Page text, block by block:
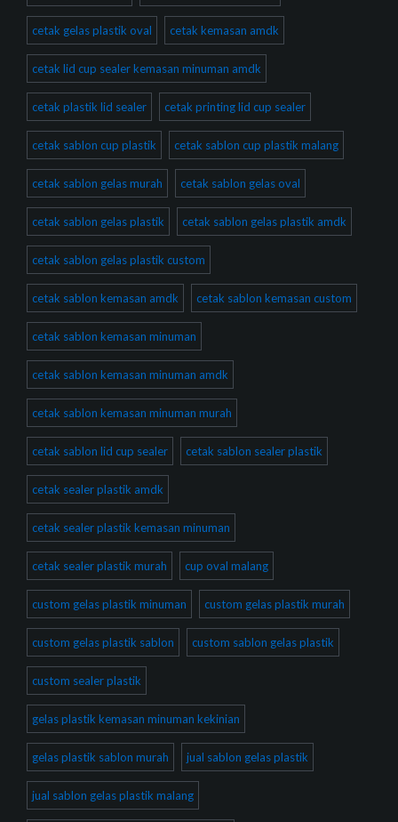
cetak gelas plastik oval cetak kemasan amdk
cetak lid cup sealer kemasan minuman amdk
cetak plastik lid sealer cetak printing lid cup sealer
cetak sablon cup plastik cetak sablon cup plastik malang
cetak sablon gelas murah cetak sablon gelas oval
cetak sablon gelas plastik cetak sablon gelas plastik amdk
cetak sablon gelas plastik custom
cetak sablon kemasan amdk cetak sablon kemasan custom
cetak sablon kemasan minuman
cetak sablon kemasan minuman amdk
cetak sablon kemasan minuman murah
cetak sablon lid cup sealer cetak sablon sealer plastik
cetak sealer plastik amdk
cetak sealer plastik kemasan minuman
cetak sealer plastik murah cup oval malang
custom gelas plastik minuman custom gelas plastik murah
custom gelas plastik sablon custom sablon gelas plastik
custom sealer plastik
gelas plastik kemasan minuman kekinian
gelas plastik sablon murah jual sablon gelas plastik
jual sablon gelas plastik malang